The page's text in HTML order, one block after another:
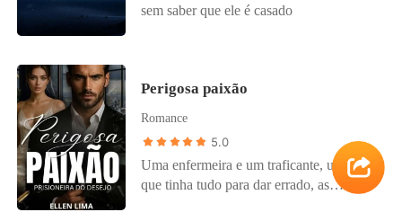
sem saber que ele é casado
Perigosa paixão
Romance
5.0
Uma enfermeira e um traficante, um amor
que tinha tudo para dar errado, as